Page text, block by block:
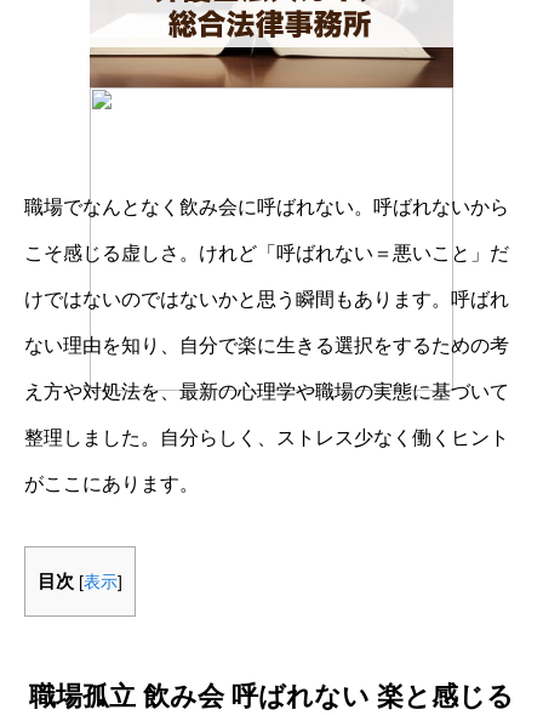
職場でなんとなく飲み会に呼ばれない。呼ばれないから
こそ感じる虚しさ。けれど「呼ばれない＝悪いこと」だ
けではないのではないかと思う瞬間もあります。呼ばれ
ない理由を知り、自分で楽に生きる選択をするための考
え方や対処法を、最新の心理学や職場の実態に基づいて
整理しました。自分らしく、ストレス少なく働くヒント
がここにあります。
目次 [表示]
職場孤立 飲み会 呼ばれない 楽と感じる